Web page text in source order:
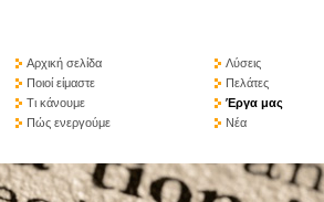
Αρχική σελίδα
Ποιοί είμαστε
Τι κάνουμε
Πώς ενεργούμε
Λύσεις
Πελάτες
Έργα μας
Νέα